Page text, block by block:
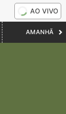
AO VIVO
AMANHÃ